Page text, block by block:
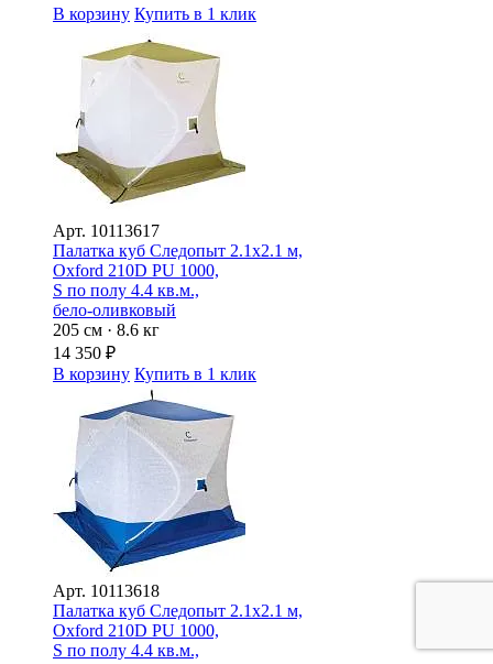
В корзину Купить в 1 клик
Арт. 10113617
Палатка куб Следопыт 2.1х2.1 м,
Oxford 210D PU 1000,
S по полу 4.4 кв.м.,
бело-оливковый
205 см · 8.6 кг
14 350 ₽
В корзину Купить в 1 клик
Арт. 10113618
Палатка куб Следопыт 2.1х2.1 м,
Oxford 210D PU 1000,
S по полу 4.4 кв.м.,